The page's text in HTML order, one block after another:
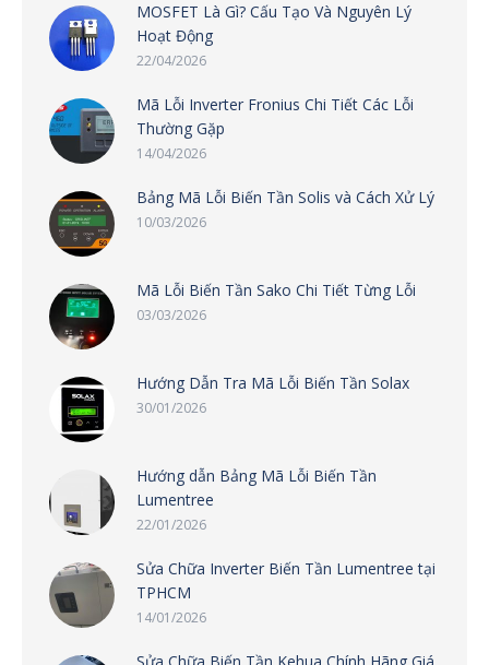
MOSFET Là Gì? Cấu Tạo Và Nguyên Lý
Hoạt Động
22/04/2026
Mã Lỗi Inverter Fronius Chi Tiết Các Lỗi
Thường Gặp
14/04/2026
Bảng Mã Lỗi Biến Tần Solis và Cách Xử Lý
10/03/2026
Mã Lỗi Biến Tần Sako Chi Tiết Từng Lỗi
03/03/2026
Hướng Dẫn Tra Mã Lỗi Biến Tần Solax
30/01/2026
Hướng dẫn Bảng Mã Lỗi Biến Tần
Lumentree
22/01/2026
Sửa Chữa Inverter Biến Tần Lumentree tại
TPHCM
14/01/2026